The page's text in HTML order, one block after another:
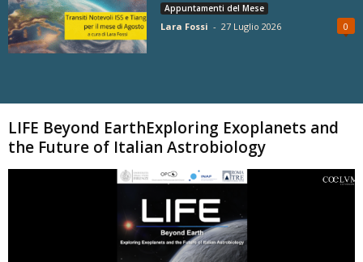
Appuntamenti del Mese
Lara Fossi - 27 Luglio 2026 0
LIFE Beyond EarthExploring Exoplanets and
the Future of Italian Astrobiology